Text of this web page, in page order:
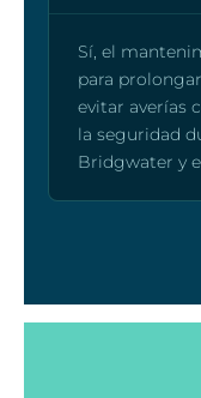
Sí, el
para
evitar averías
la seguridad
Bridgwater y